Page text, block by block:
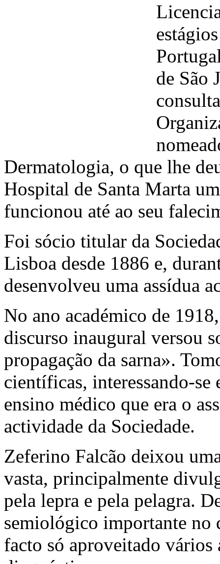
de São
Dermatologia, o que lhe
Hospital de Santa Marta
funcionou até ao seu
Foi sócio titular da
Lisboa desde 1886 e,
desenvolveu uma assídua
No ano académico de
discurso inaugural versou
propagação da sarna».
científicas, interessando-se
ensino médico que era o
actividade da Sociedade.
Zeferino Falcão deixou
vasta, principalmente
pela lepra e pela pelagra.
semiológico importante no
facto só aproveitado